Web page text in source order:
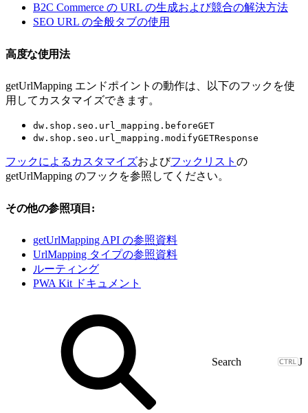
B2C Commerce の URL の生成および競合の解決方法
SEO URL の全般タブの使用
高度な使用法
getUrlMapping エンドポイントの動作は、以下のフックを使
用してカスタマイズできます。
dw.shop.seo.url_mapping.beforeGET
dw.shop.seo.url_mapping.modifyGETResponse
フックによるカスタマイズおよびフックリスト の
getUrlMapping のフックを参照してください。
その他の参照項目:
getUrlMapping API の参照資料
UrlMapping タイプの参照資料
ルーティング
PWA Kit ドキュメント
J